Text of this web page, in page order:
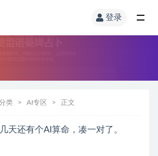
登录
类 AI专区 正文
天还有个AI算命，凑一对了。